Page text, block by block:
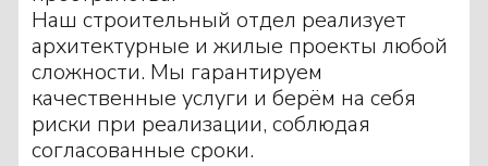
Наш строительный отдел реализует
архитектурные и жилые проекты любой
сложности. Мы гарантируем
качественные услуги и берём на себя
риски при реализации, соблюдая
согласованные сроки.